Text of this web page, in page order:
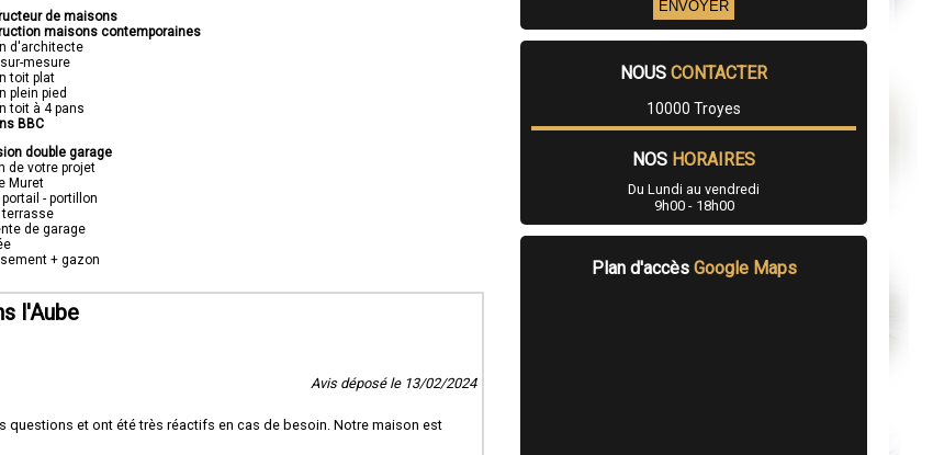
de maisons
maisons contemporaines
d'architecte
mesure
toit plat
plein pied
toit à 4 pans
BBC
double garage
de votre projet
Muret
portail - portillon
terrasse
de garage
+ gazon
l'Aube
Avis déposé le 13/02/2024
et ont été très réactifs en cas de besoin. Notre maison est
NOUS CONTACTER
10000 Troyes
NOS HORAIRES
Du Lundi au vendredi
9h00 - 18h00
Plan d'accès Google Maps